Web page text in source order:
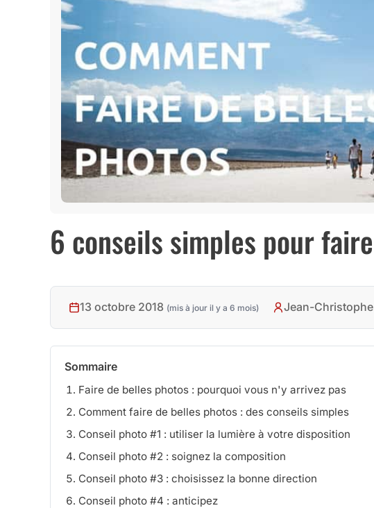
6 conseils simples pour
13 octobre 2018 (mis à jour il y a 6 mois) Jean-
Sommaire
Faire de belles photos : pourquoi vous n'y arrivez pas
Comment faire de belles photos : des conseils simples
Conseil photo #1 : utiliser la lumière à votre disposition
Conseil photo #2 : soignez la composition
Conseil photo #3 : choisissez la bonne direction
Conseil photo #4 : anticipez